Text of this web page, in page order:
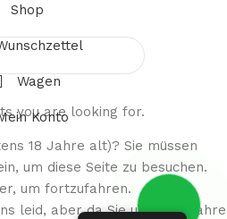
you are looking for.
Shop
Wagen
Konto
18 Jahre alt)? Sie müssen
um diese Seite zu besuchen.
um fortzufahren.
leid, aber da Sie unter 18 Jahre